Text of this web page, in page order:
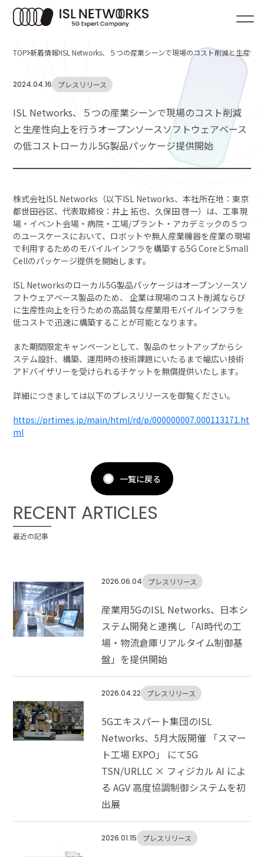
コンサルティング・
アドバイザリーサービス
エンジニア育成
モバイルインフラ構築支援
5G製品・システムの開発支援
スマートファクトリー構築、
検討支援
パッケージ・製品
ISLN 5G Business
ISLN 5G Industry
5G-TSN技術情報
TSNとは
5G-TSN概要
5G-TSN NW構成図
SCENE
社会実装に向けた活動
動画
活用シーン
Smart Factory
Mobility
Smart Grid
Medical
新着情報
お問い合わせ
Advisory
アドバイザリー
コンサ
アドバ
ビス
エンジニア育
モバイルイ
5G製品・シ
スマートフ
SCENE
活用シーン
活用シーン
Smart Factory
Mobility
Smart Grid
Medical
PACKAGE
&PRODUCTS
パッケージ・製品
Technology
5G-TSN技術情報
マ
5G-
社
5G-
動画
TOP 新着情報 ISL Networks、５つの産業シーンで現場のコスト削減と生産性
2024.04.16 プレスリリース
ISL Networks、５つの産業シーンで現場のコスト削減
と生産性向上を行うオープンソースソフトウェアベース
の低コストローカル5G製品パッケージ提供開始
株式会社ISL Networks（以下ISL Networks、本社所在地：東京
都世田谷区、代表取締役：井上 拓也、久保田 啓一）は、工事現
場・イベント会場・病院・工場/プラント・アカデミックの５つ
のユースケースにおいて、ロボットや無人産業機器を産業の現場
で利用するためのモバイルインフラを構築する5G CoreとSmall
Cellのパッケージ提供を開始します。
ISL Networksのローカル5G製品パッケージはオープンソースソ
フトウェアベース製品のため、 企業は現場のコスト削減ならび
に生産性向上を行うための高品質な産業用モバイルインフラを
低コストで迅速に構築することが可能となります。
また期間限定キャンペーンとして、製品のセットアップからシ
ステム設計、構築、運用時の技術課題にいたるまで幅広い技術
アドバイザリーを受けられるチケットを無償提供いたします。
詳細につきましては以下のプレスリリースを御覧ください。
https://prtimes.jp/main/html/rd/p/000000007.000113171.ht
ml
一覧に戻る
RECENT ARTICLES
最近の記事
2026.06.04 プレスリリース
産業用5GのISL Networks、日本シ
ステム開発と連携し「AI時代の工
場・物流倉庫リアルタイム制御基
盤」を提供開始
2026.04.22 プレスリリース
5Gエキスパート集団のISL
Networks、5月大阪開催 「スマー
ト工場 EXPO」 にて5G
TSN/URLLC × フィジカル AI によ
る AGV 高度協調制御システムを初
出展
2026.01.15 プレスリリース